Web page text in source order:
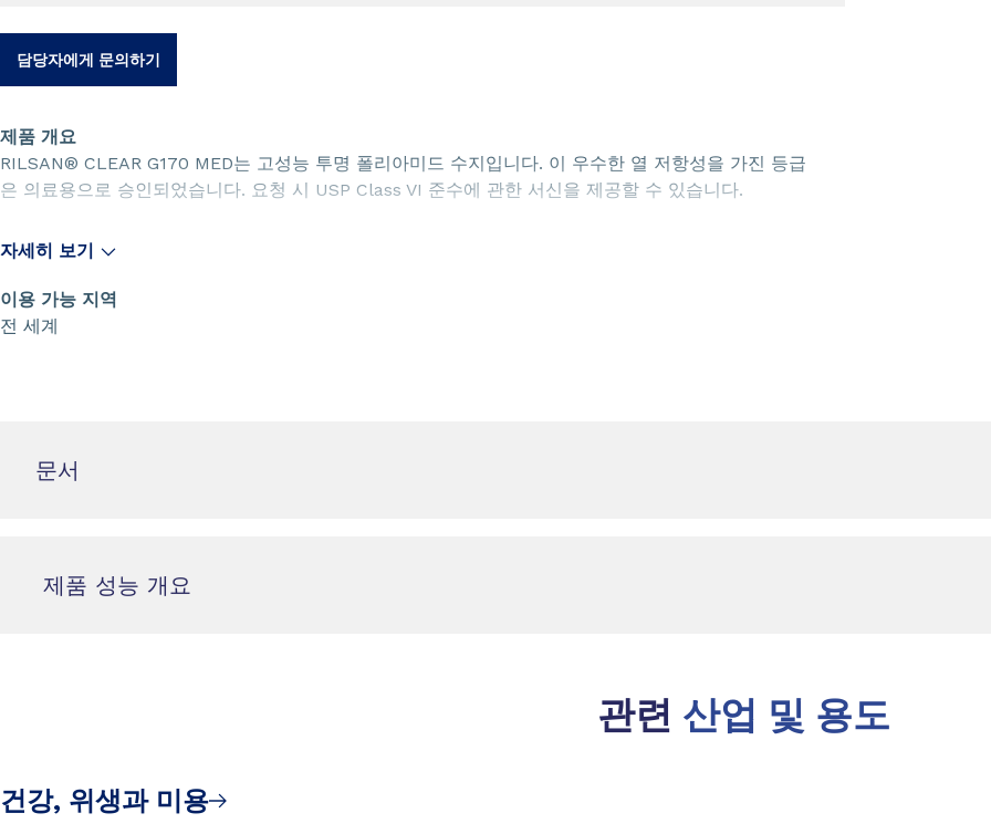
담당자에게 문의하기
제품 개요
RILSAN® CLEAR G170 MED는 고성능 투명 폴리아미드 수지입니다. 이 우수한 열 저항성을 가진 등급
은 의료용으로 승인되었습니다. 요청 시 USP Class VI 준수에 관한 서신을 제공할 수 있습니다.
자세히 보기
이용 가능 지역
전 세계
문서
제품 성능 개요
관련 산업 및 용도
건강, 위생과 미용